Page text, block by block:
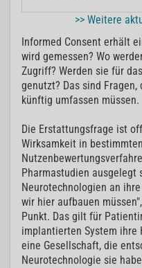
>> Weitere
Informed Consent erhält
wird gemessen? Wo
Zugriff? Werden sie für
genutzt? Das sind
künftig umfassen müssen.
Die Erstattungsfrage ist
Wirksamkeit in
Pharmastudien ausgelegt
Neurotechnologien an
wir hier aufbauen
Punkt. Das gilt für
implantierten System
eine Gesellschaft, die
Neurotechnologie sie